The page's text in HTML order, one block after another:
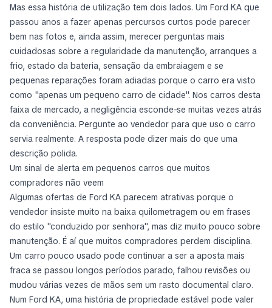
Mas essa história de utilização tem dois lados. Um Ford KA que
passou anos a fazer apenas percursos curtos pode parecer
bem nas fotos e, ainda assim, merecer perguntas mais
cuidadosas sobre a regularidade da manutenção, arranques a
frio, estado da bateria, sensação da embraiagem e se
pequenas reparações foram adiadas porque o carro era visto
como "apenas um pequeno carro de cidade". Nos carros desta
faixa de mercado, a negligência esconde-se muitas vezes atrás
da conveniência. Pergunte ao vendedor para que uso o carro
servia realmente. A resposta pode dizer mais do que uma
descrição polida.
Um sinal de alerta em pequenos carros que muitos
compradores não veem
Algumas ofertas de Ford KA parecem atrativas porque o
vendedor insiste muito na baixa quilometragem ou em frases
do estilo "conduzido por senhora", mas diz muito pouco sobre
manutenção. É aí que muitos compradores perdem disciplina.
Um carro pouco usado pode continuar a ser a aposta mais
fraca se passou longos períodos parado, falhou revisões ou
mudou várias vezes de mãos sem um rasto documental claro.
Num Ford KA, uma história de propriedade estável pode valer